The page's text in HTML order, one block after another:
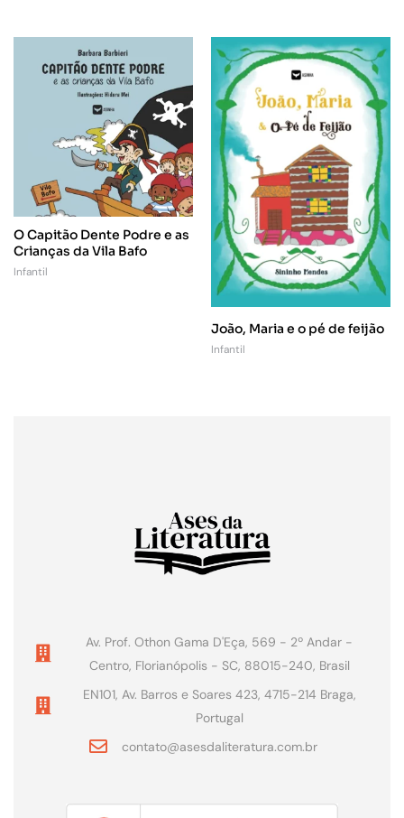
O Capitão Dente Podre e as
Crianças da Vila Bafo
Infantil
João, Maria e o pé de feijão
Infantil
Av. Prof. Othon Gama D'Eça, 569 - 2º Andar -
Centro, Florianópolis - SC, 88015-240, Brasil
EN101, Av. Barros e Soares 423, 4715-214 Braga,
Portugal
contato@asesdaliteratura.com.br